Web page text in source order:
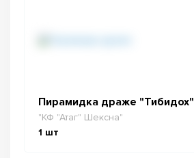
Пирамидка драже "Тибидох"
"КФ "Атаг" Шексна"
1 шт